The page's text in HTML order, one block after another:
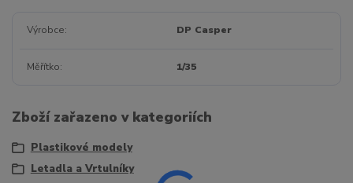
Výrobce DP Casper
Měřítko 1/35
Zboží zařazeno v kategoriích
Plastikové modely
Letadla a Vrtulníky